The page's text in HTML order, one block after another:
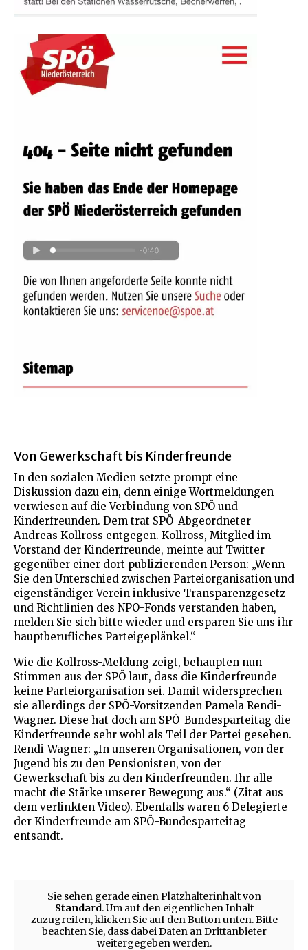
Von Gewerkschaft bis Kinderfreunde
In den sozialen Medien setzte prompt eine
Diskussion dazu ein, denn einige Wortmeldungen
verwiesen auf die Verbindung von SPÖ und
Kinderfreunden. Dem trat SPÖ-Abgeordneter
Andreas Kollross entgegen. Kollross, Mitglied im
Vorstand der Kinderfreunde, meinte auf Twitter
gegenüber einer dort publizierenden Person: „Wenn
Sie den Unterschied zwischen Parteiorganisation und
eigenständiger Verein inklusive Transparenzgesetz
und Richtlinien des NPO-Fonds verstanden haben,
melden Sie sich bitte wieder und ersparen Sie uns ihr
hauptberufliches Parteigeplänkel.“
Wie die Kollross-Meldung zeigt, behaupten nun
Stimmen aus der SPÖ laut, dass die Kinderfreunde
keine Parteiorganisation sei. Damit widersprechen
sie allerdings der SPÖ-Vorsitzenden Pamela Rendi-
Wagner. Diese hat doch am SPÖ-Bundesparteitag die
Kinderfreunde sehr wohl als Teil der Partei gesehen.
Rendi-Wagner: „In unseren Organisationen, von der
Jugend bis zu den Pensionisten, von der
Gewerkschaft bis zu den Kinderfreunden. Ihr alle
macht die Stärke unserer Bewegung aus.“ (Zitat aus
dem verlinkten Video). Ebenfalls waren 6 Delegierte
der Kinderfreunde am SPÖ-Bundesparteitag
entsandt.
Sie sehen gerade einen Platzhalterinhalt von
Standard. Um auf den eigentlichen Inhalt
zuzugreifen, klicken Sie auf den Button unten. Bitte
beachten Sie, dass dabei Daten an Drittanbieter
weitergegeben werden.